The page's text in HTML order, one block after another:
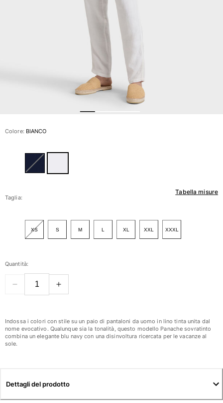
Abbigliamento
Pullover e Cardigan
Taglie forti
Vedi tutti i Donna
Costumi da bagno
Slips
Vedi tutti i Costumi da bagno
Abbigliamento
Shorts
Colore: BIANCO
Tabella misure
Taglia:
XS S M L XL XXL XXXL
Quantità:
Indossa i colori con stile su un paio di pantaloni da uomo in lino tinta unita dal
nome evocativo. Qualunque sia la tonalità, questo modello Panache sovratinto
combina un elegante blu navy con una disinvoltura ricercata per le vacanze al
sole.
Dettagli del prodotto